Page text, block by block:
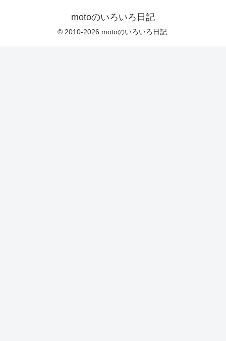
motoのいろいろ日記
© 2010-2026 motoのいろいろ日記.